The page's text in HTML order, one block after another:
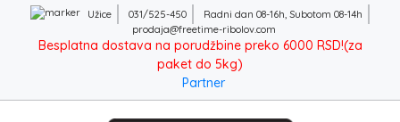
Užice 031/525-450
Radni dan 08-16h, Subotom 08-14h
prodaja@freetime-ribolov.com
Besplatna dostava na porudžbine preko 6000 RSD!(za
paket do 5kg)
Partner